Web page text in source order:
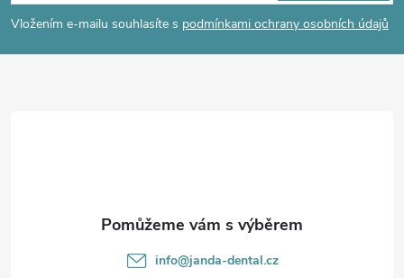
p
a
Vložením e-mailu souhlasíte s podmínkami ochrany osobních údajů
info@janda-dental.cz